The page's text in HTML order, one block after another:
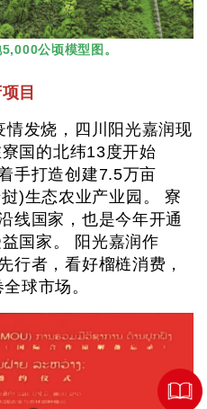
公顷模型图。
目
发烧，四川阳光嘉润现
国的北纬13度开始
手打造创建7.5万亩
)生态农业产业园。 寮
线国家，也是今年开通
国家。 阳光嘉润作
行者，看好榴梿消费，
球市场。